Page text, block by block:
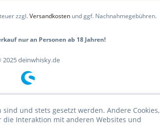
zzgl.Versandkosten und ggf. Nachnahmegebühren.
nur an Personen ab 18 Jahren!
2025 deinwhisky.de
und stets gesetzt werden. Andere Cookies,
Interaktion mit anderen Websites und